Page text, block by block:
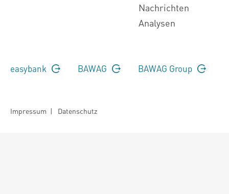
Nachrichten
Analysen
easybank BAWAG BAWAG Group
Impressum | Datenschutz